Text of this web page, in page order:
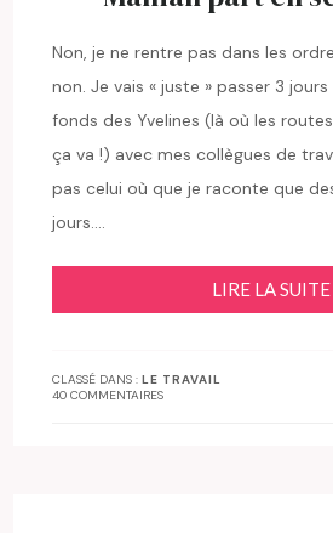
Non, je ne rentre pas dans les
non. Je vais « juste » passer 3
fonds des Yvelines (là où les
ça va !) avec mes collègues de
pas celui où que je raconte que
jours….
LIRE LA SUITE
CLASSÉ DANS :LE TRAVAIL
40 COMMENTAIRES